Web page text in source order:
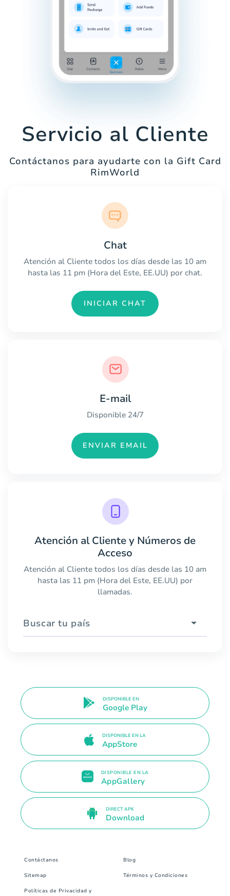
Servicio al Cliente
Contáctanos para ayudarte con la Gift Card
RimWorld
Chat
Atención al Cliente todos los días desde las 10 am
hasta las 11 pm (Hora del Este, EE.UU) por chat.
INICIAR CHAT
E-mail
Disponible 24/7
ENVIAR EMAIL
Atención al Cliente y Números de
Acceso
Atención al Cliente todos los días desde las 10 am
hasta las 11 pm (Hora del Este, EE.UU) por
llamadas.
Buscar tu país
DISPONIBLE EN
Google Play
DISPONIBLE EN LA
AppStore
DISPONIBLE EN LA
AppGallery
DIRECT APK
Download
Contáctanos Blog
Sitemap Términos y Condiciones
Políticas de Privacidad y